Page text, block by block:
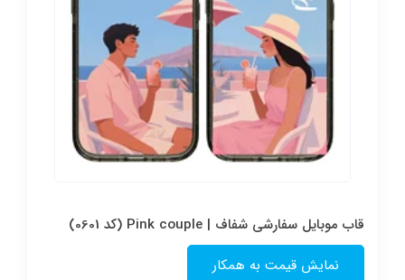
قاب موبایل سفارشی شفاف | Pink couple (کد 0601)
نمایش قیمت به همکار